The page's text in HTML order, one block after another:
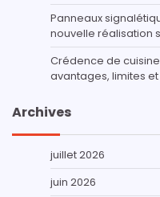
Panneaux
nouvelle réalisation
Crédence de
avantages, limites
Archives
juillet 2026
juin 2026